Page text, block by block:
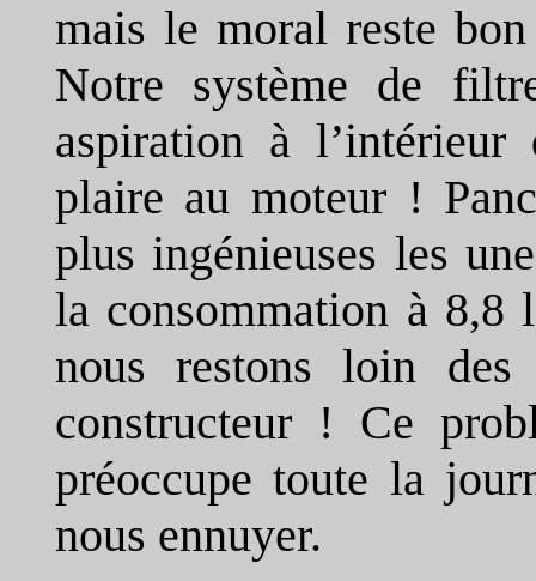
mais le moral reste
Notre système de
aspiration à
plaire au moteur !
plus ingénieuses les
la consommation à
nous restons loin
constructeur ! Ce
préoccupe toute la
nous ennuyer.